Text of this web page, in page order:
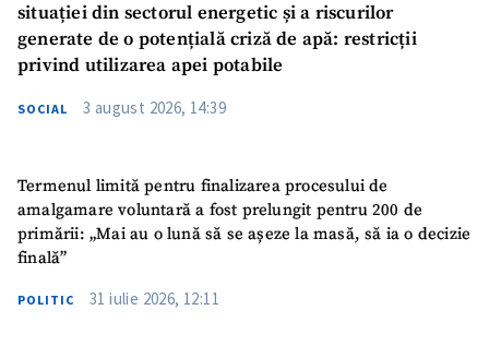
situației din sectorul energetic și a riscurilor
generate de o potențială criză de apă: restricții
privind utilizarea apei potabile
SOCIAL 3 august 2026, 14:39
Termenul limită pentru finalizarea procesului de
amalgamare voluntară a fost prelungit pentru 200 de
primării: „Mai au o lună să se așeze la masă, să ia o decizie
finală”
POLITIC 31 iulie 2026, 12:11